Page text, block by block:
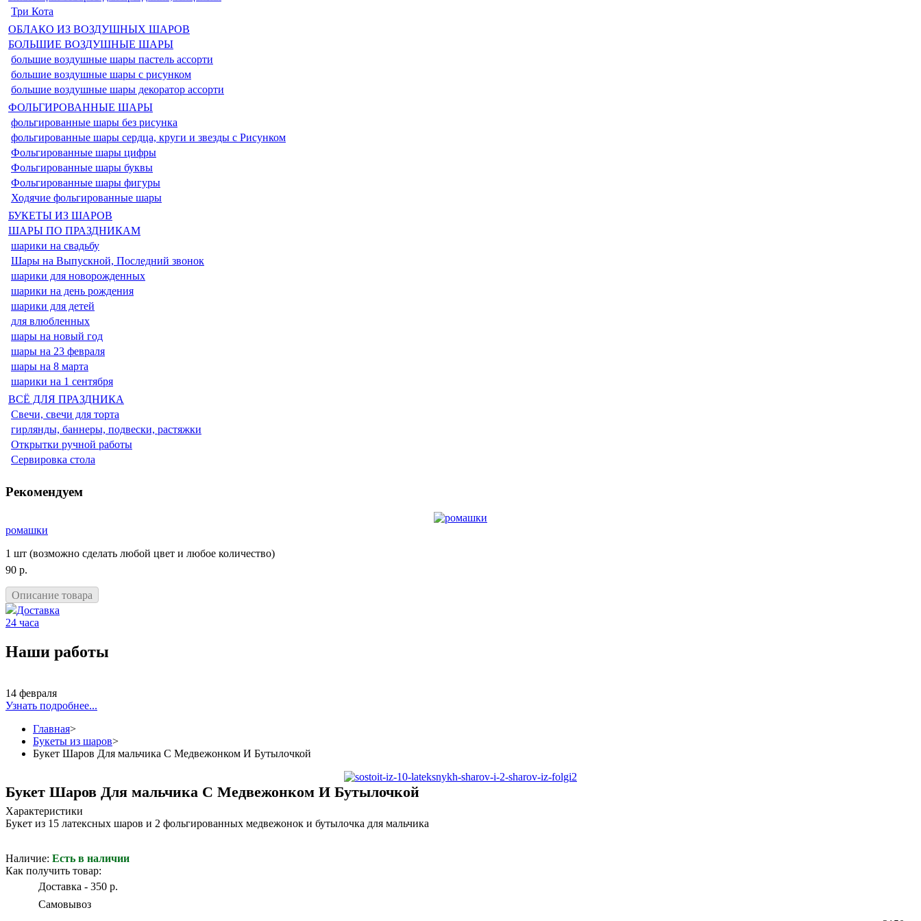
Три Кота
ОБЛАКО ИЗ ВОЗДУШНЫХ ШАРОВ
БОЛЬШИЕ ВОЗДУШНЫЕ ШАРЫ
большие воздушные шары пастель ассорти
большие воздушные шары с рисунком
большие воздушные шары декоратор ассорти
ФОЛЬГИРОВАННЫЕ ШАРЫ
фольгированные шары без рисунка
фольгированные шары сердца, круги и звезды с Рисунком
Фольгированные шары цифры
Фольгированные шары буквы
Фольгированные шары фигуры
Ходячие фольгированные шары
БУКЕТЫ ИЗ ШАРОВ
ШАРЫ ПО ПРАЗДНИКАМ
шарики на свадьбу
Шары на Выпускной, Последний звонок
шарики для новорожденных
шарики на день рождения
шарики для детей
для влюбленных
шары на новый год
шары на 23 февраля
шары на 8 марта
шарики на 1 сентября
ВСЁ ДЛЯ ПРАЗДНИКА
Свечи, свечи для торта
гирлянды, баннеры, подвески, растяжки
Открытки ручной работы
Сервировка стола
Рекомендуем
ромашки
1 шт (возможно сделать любой цвет и любое количество)
90 р.
Описание товара
Доставка
24 часа
Наши работы
14 февраля
Узнать подробнее...
Главная>
Букеты из шаров>
Букет Шаров Для мальчика С Медвежонком И Бутылочкой
Букет Шаров Для мальчика С Медвежонком И Бутылочкой
Характеристики
Букет из 15 латексных шаров и 2 фольгированных медвежонок и бутылочка для мальчика
Наличие: Есть в наличии
Как получить товар:
Доставка - 350 р.
Самовывоз